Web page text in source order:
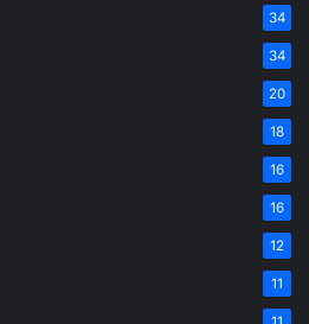
34
34
20
18
16
16
12
11